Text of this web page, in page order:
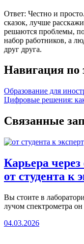
Ответ: Честно и
сказок, лучше
решаются проблемы,
набор работников, а
друг друга.
Навигация по
Образование для
Цифровые решения: как
Связанные
Карьера
от студента к
Вы стоите в
лучом спектрометра
04.03.2026